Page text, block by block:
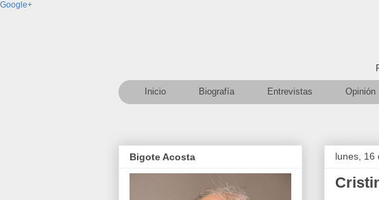
Google+
Inicio Biografía Entrevistas Opinión
lunes, 16
Bigote Acosta